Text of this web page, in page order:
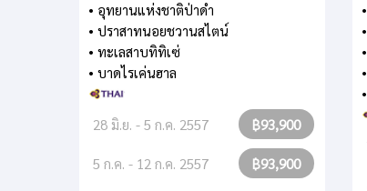
• อุทยานแห่งชาติป่าดำ
• ปราสาทนอยชวานสไตน์
• ทะเลสาบทิทิเซ่
• บาดไรเค่นฮาล
28 มิ.ย. - 5 ก.ค. 2557 ฿93,900
5 ก.ค. - 12 ก.ค. 2557 ฿93,900